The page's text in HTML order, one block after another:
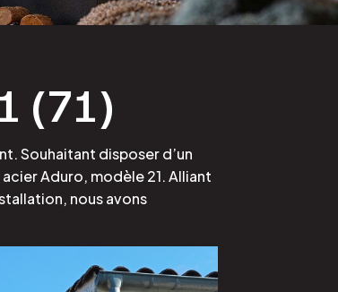
(71)
Souhaitant disposer d’un
Aduro, modèle 21. Alliant
nous avons